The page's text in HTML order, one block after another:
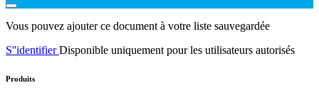
Vous pouvez ajouter ce document à votre liste sauvegardée
S''identifierDisponible uniquement pour les utilisateurs autorisés
Produits